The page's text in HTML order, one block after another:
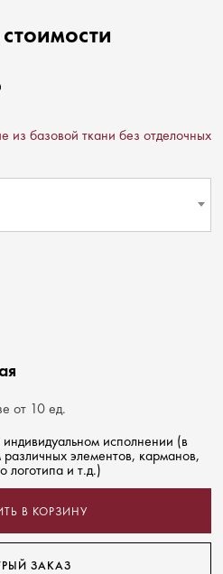
из базовой ткани без отделочных
от 10 ед.
исполнении (в
элементов, карманов,
логотипа и т.д.)
В КОРЗИНУ
ЗАКАЗ